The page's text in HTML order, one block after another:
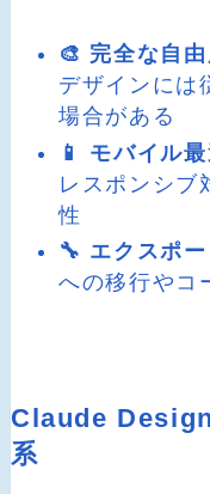
🎨 完全な自
デザインには
場合がある
📱 モバイル
レスポンシブ
性
🔧 エクスポ
への移行やコ
Claude
系